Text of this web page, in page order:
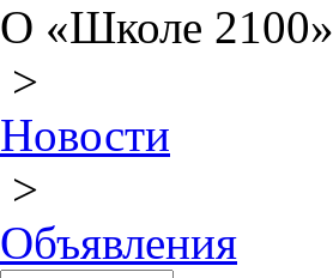
О «Школе 2100»
>
Новости
>
Объявления